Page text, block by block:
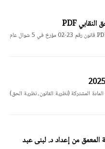
قانون رقم 23-02 يتعلق بممارسة الحق النقابي PDF قانون رقم 23-02 مؤرخ في 5 شوال عام
المشتركة (نظرية القانون، نظرية الحق)
المعمق من إعداد د. لبنى عبد